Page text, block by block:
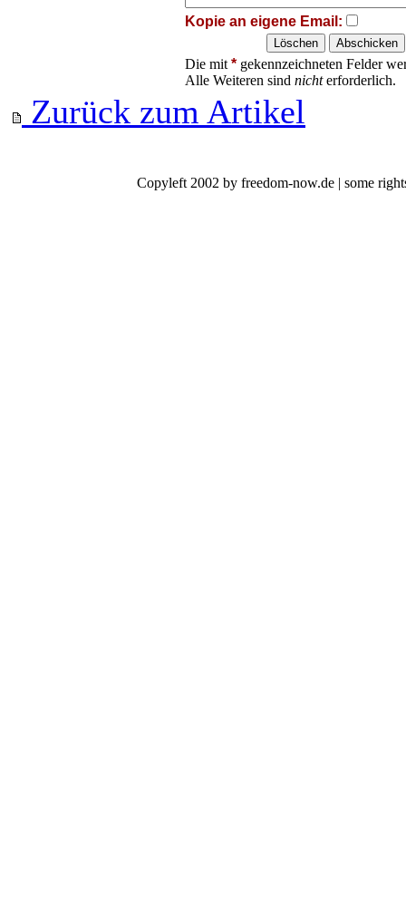
Kopie an eigene Email:
Die mit *gekennzeichneten Felder
Alle Weiteren sind nichterforderlich.
Zurück zum Artikel
Copyleft 2002 by freedom-now.de | some